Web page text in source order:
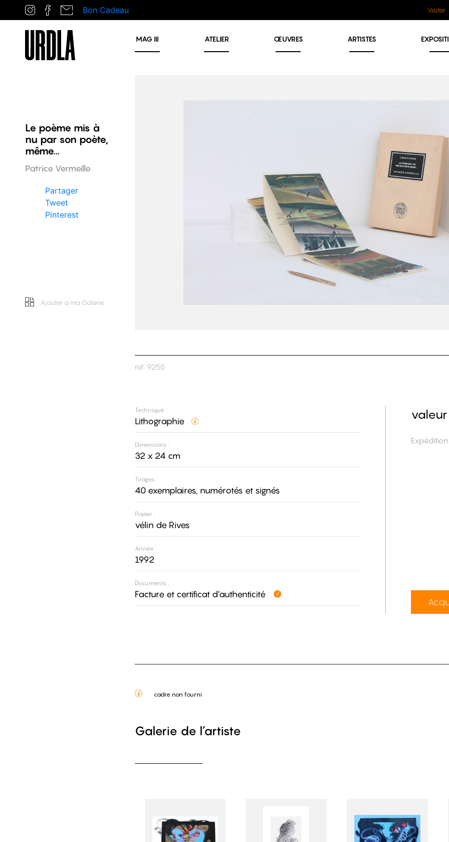
Bon Cadeau Visiter
MAG III ATELIER ŒUVRES ARTISTES
Le poème mis à
nu par son poète,
même...
Patrice Vermeille
Partager
Tweet
Pinterest
Ajouter à ma Galerie
ref. 9255
Technique :
Lithographie
Dimensions :
32 x 24 cm
Tirages :
40 exemplaires, numérotés et signés
Papier :
vélin de Rives
Année :
1992
Documents :
Facture et certificat d’authenticité
valeur
cadre non fourni
Galerie de l’artiste